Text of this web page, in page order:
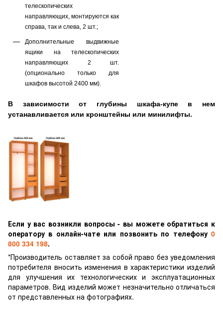
телескопических
направляющих, монтируются как
справа, так и слева, 2 шт.;
Дополнительные выдвижные
ящики на телескопических
направляющих 2 шт.
(опционально только для
шкафов высотой 2400 мм).
В зависимости от глубины шкафа-купе в нем
устанавливается или кронштейны или минилифты.
Если у вас возникли вопросы - вы можете обратиться к
оператору в онлайн-чате или позвонить по телефону 0
800 334 198.
*Производитель оставляет за собой право без уведомления
потребителя вносить изменения в характеристики изделий
для улучшения их технологических и эксплуатационных
параметров. Вид изделий может незначительно отличаться
от представленных на фотографиях.